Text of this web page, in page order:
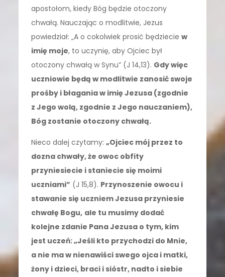
apostołom, kiedy Bóg będzie otoczony
chwałą. Nauczając o modlitwie, Jezus
powiedział: „A o cokolwiek prosić będzieciew
imię moje, to uczynię, aby Ojciec był
otoczony chwałą w Synu” (J 14,13). Gdy więc
uczniowie będą w modlitwie zanosić swoje
prośby i błagania w imię Jezusa (zgodnie
z Jego wolą, zgodnie z Jego nauczaniem),
Bóg zostanie otoczony chwałą.
Nieco dalej czytamy:„Ojciec mój przez to
dozna chwały, że owoc obfity
przyniesiecie i staniecie się moimi
uczniami” (J 15,8). Przynoszenie owocu i
stawanie się uczniem Jezusa przyniesie
chwałę Bogu, ale tu musimy dodać
kolejne zdanie Pana Jezusa o tym, kim
jest uczeń: „Jeśli kto przychodzi do Mnie,
a nie ma w nienawiści swego ojca i matki,
żony i dzieci, braci i sióstr, nadto i siebie